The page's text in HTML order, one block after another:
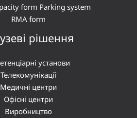
form Parking system
RMA form
рішення
установи
Телекомунікації
Медичні центри
Офісні центри
Виробництво